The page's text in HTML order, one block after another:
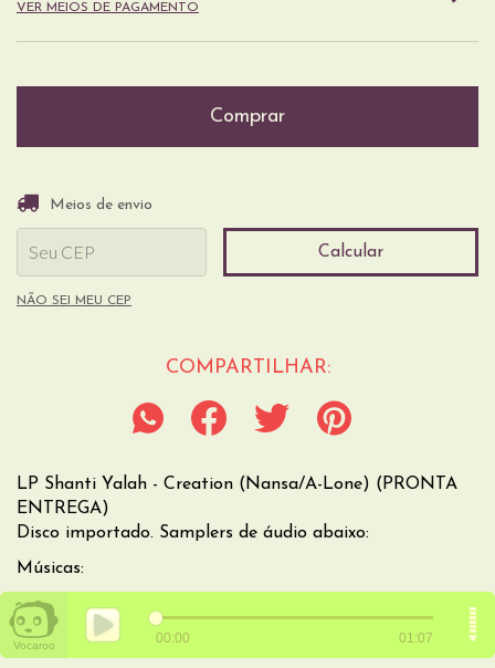
VER MEIOS DE PAGAMENTO
Entregas para o CEP:
Meios de envio
Calcular
NÃO SEI MEU CEP
COMPARTILHAR:
LP Shanti Yalah - Creation (Nansa/A-Lone) (PRONTA
ENTREGA)
Disco importado. Samplers de áudio abaixo:
Músicas: